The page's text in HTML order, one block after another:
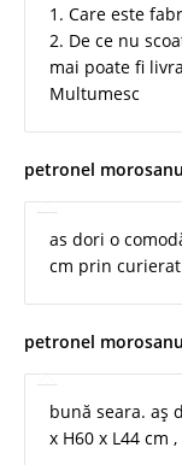
1. Care este
2. De ce nu
mai poate fi
Multumesc
petronel morosanu
as dori o
cm prin
petronel morosanu
bună seara. aș
x H60 x L44